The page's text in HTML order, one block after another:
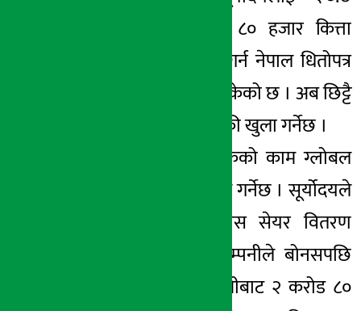
अनुपातमा २ लाख ८० हजार कित्ता
हकप्रद सेयर बिक्री गर्न नेपाल धितोपत्र
बोर्डले अनुमति दिइसकेको छ । अब छिट्टै
कम्पनीले हकप्रद बिक्री खुला गर्नेछ ।
यसमा बिक्री प्रबन्धकको काम ग्लोबल
आइएमई क्यापिटलले गर्नेछ । सूर्योदयले
यसअघि १९% बोनस सेयर वितरण
गरिसकेको छ । कम्पनीले बोनसपछि
कायम हुने चुक्ता पुँजीबाट २ करोड ८०